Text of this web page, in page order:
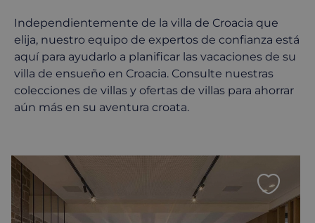
Independientemente de la villa de Croacia que
elija, nuestro equipo de expertos de confianza está
aquí para ayudarlo a planificar las vacaciones de su
villa de ensueño en Croacia. Consulte nuestras
colecciones de villas y ofertas de villas para ahorrar
aún más en su aventura croata.